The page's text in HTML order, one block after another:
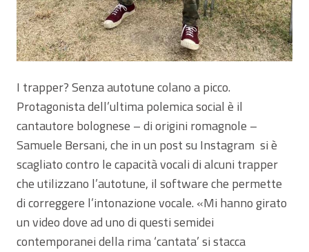
I trapper? Senza autotune colano a picco.
Protagonista dell’ultima polemica social è il
cantautore bolognese – di origini romagnole –
Samuele Bersani, che in un post su Instagram si è
scagliato contro le capacità vocali di alcuni trapper
che utilizzano l’autotune, il software che permette
di correggere l’intonazione vocale. «Mi hanno girato
un video dove ad uno di questi semidei
contemporanei della rima ‘cantata’ si stacca